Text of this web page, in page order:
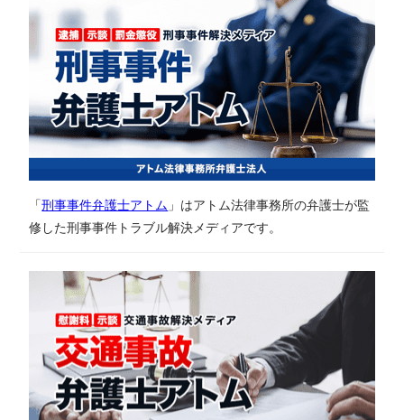
「刑事事件弁護士アトム 」はアトム法律事務所の弁護士が監
修した刑事事件トラブル解決メディアです。